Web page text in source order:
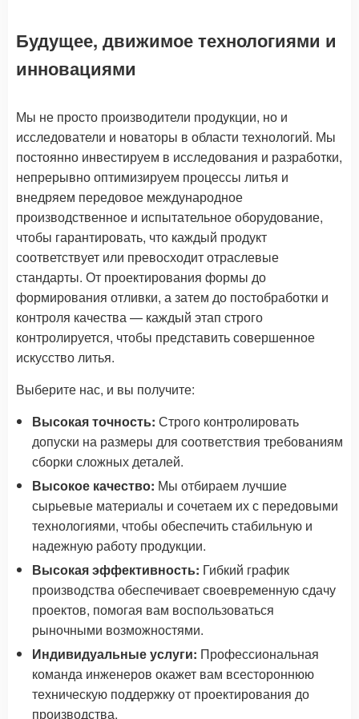
Будущее, движимое технологиями и
инновациями
Мы не просто производители продукции, но и
исследователи и новаторы в области технологий. Мы
постоянно инвестируем в исследования и разработки,
непрерывно оптимизируем процессы литья и
внедряем передовое международное
производственное и испытательное оборудование,
чтобы гарантировать, что каждый продукт
соответствует или превосходит отраслевые
стандарты. От проектирования формы до
формирования отливки, а затем до постобработки и
контроля качества — каждый этап строго
контролируется, чтобы представить совершенное
искусство литья.
Выберите нас, и вы получите:
Высокая точность: Строго контролировать
допуски на размеры для соответствия требованиям
сборки сложных деталей.
Высокое качество: Мы отбираем лучшие
сырьевые материалы и сочетаем их с передовыми
технологиями, чтобы обеспечить стабильную и
надежную работу продукции.
Высокая эффективность: Гибкий график
производства обеспечивает своевременную сдачу
проектов, помогая вам воспользоваться
рыночными возможностями.
Индивидуальные услуги: Профессиональная
команда инженеров окажет вам всестороннюю
техническую поддержку от проектирования до
производства.